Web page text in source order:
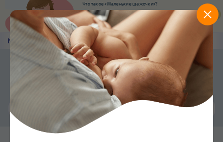
Что такое «Маленькие шажочки»?
Наш новый суперсервис для отслеживания
развития вашего малыша
Попробовать сейчас
Nestlé Baby &me Рецепты
Приложение Nestlé Baby&me
Еще быстрее и удобнее
Установить
Чат24/7